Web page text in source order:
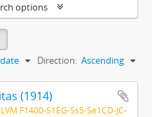
options
Direction: Ascending
(1914)
F1400-S1EG-Ss5-Se1CD-JC-